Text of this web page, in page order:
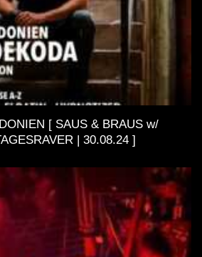
[ SAUS & BRAUS w/
| 30.08.24 ]